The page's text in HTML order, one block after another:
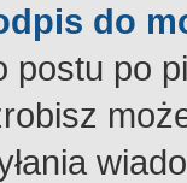
do
postu po